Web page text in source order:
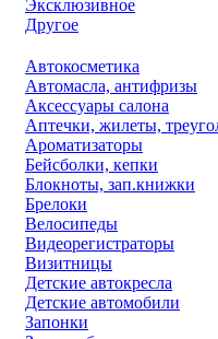
Эксклюзивное
Другое
Автокосметика
Автомасла, антифризы
Аксессуары салона
Аптечки, жилеты,
Ароматизаторы
Бейсболки, кепки
Блокноты, зап.книжки
Брелоки
Велосипеды
Видеорегистраторы
Визитницы
Детские автокресла
Детские автомобили
Запонки